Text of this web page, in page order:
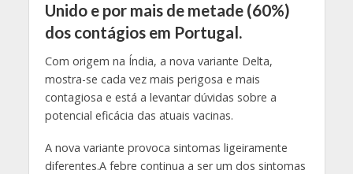
Unido e por mais de metade (60%)
dos contágios em Portugal.
Com origem na Índia, a nova variante Delta,
mostra-se cada vez mais perigosa e mais
contagiosa e está a levantar dúvidas sobre a
potencial eficácia das atuais vacinas.
A nova variante provoca sintomas ligeiramente
diferentes.A febre continua a ser um dos sintomas